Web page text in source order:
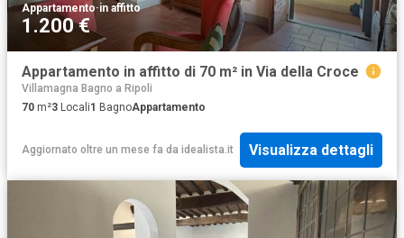
Appartamento·in affitto
1.200 €
Appartamento in affitto di 70 m² in Via della Croce
Villamagna Bagno a Ripoli
70 m²3 Locali1 BagnoAppartamento
Aggiornato oltre un mese fa da idealista.it Visualizza dettagli